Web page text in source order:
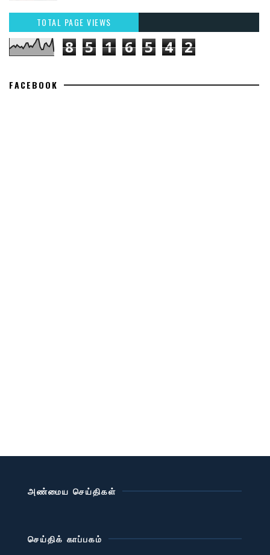
TOTAL PAGE VIEWS
8 5 1 6 5 4 2
FACEBOOK
அண்மைய செய்திகள்
செய்திக் காப்பகம்